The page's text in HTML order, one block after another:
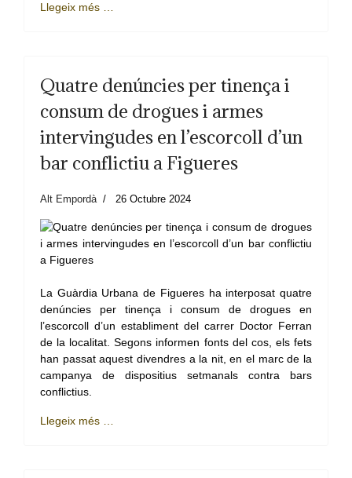
Llegeix més …
Quatre denúncies per tinença i
consum de drogues i armes
intervingudes en l’escorcoll d’un
bar conflictiu a Figueres
Alt Empordà 26 Octubre 2024
La Guàrdia Urbana de Figueres ha interposat quatre
denúncies per tinença i consum de drogues en
l’escorcoll d’un establiment del carrer Doctor Ferran
de la localitat. Segons informen fonts del cos, els fets
han passat aquest divendres a la nit, en el marc de la
campanya de dispositius setmanals contra bars
conflictius.
Llegeix més …